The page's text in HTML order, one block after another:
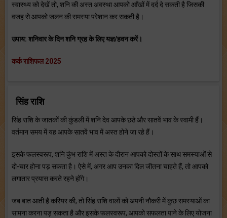
स्वास्थ्य को देखें तो, शनि की अस्त अवस्था आपको आँखों में दर्द दे सकती है जिसकी
वजह से आपको जलन की समस्या परेशान कर सकती है।
उपाय: शनिवार के दिन शनि ग्रह के लिए यज्ञ/हवन करें।
कर्क राशिफल 2025
सिंह राशि
सिंह राशि के जातकों की कुंडली में शनि देव आपके छठे और सातवें भाव के स्वामी हैं।
वर्तमान समय में यह आपके सातवें भाव में अस्त होने जा रहे हैं।
इसके फलस्वरूप, शनि कुंभ राशि में अस्त के दौरान आपको दोस्तों के साथ समस्याओं से
दो-चार होना पड़ सकता है। ऐसे में, अगर आप उनका दिल जीतना चाहते हैं, तो आपको
लगातार प्रयास करते रहने होंगे।
जब बात आती है करियर की, तो सिंह राशि वालों को अपनी नौकरी में कुछ समस्याओं का
सामना करना पड़ सकता है और इसके फलस्वरूप, आपको सफलता पाने के लिए योजना